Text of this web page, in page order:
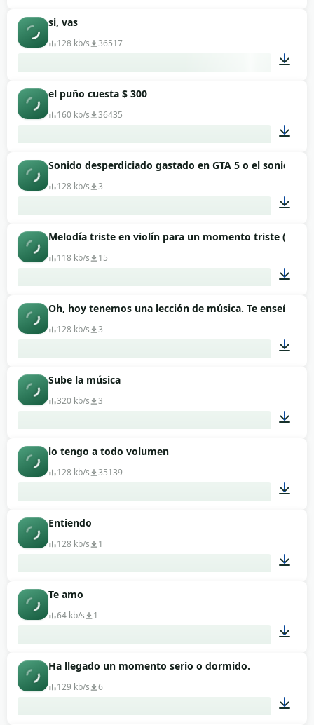
si, vas
128 kb/s 36517
el puño cuesta $ 300
160 kb/s 36435
00:03
Sonido desperdiciado gastado en GTA 5 o el sonido
128 kb/s 3
00:08
Melodía triste en violín para un momento triste
118 kb/s 15
00:05
Oh, hoy tenemos una lección de música. Te
128 kb/s 3
Sube la música
320 kb/s 3
lo tengo a todo volumen
128 kb/s 35139
Entiendo
128 kb/s 1
Te amo
64 kb/s 1
Ha llegado un momento serio o dormido.
129 kb/s 6